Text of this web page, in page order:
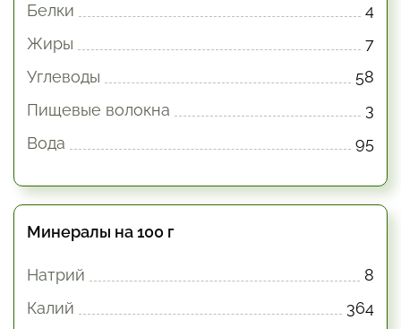
Белки
4
Жиры
7
Углеводы
58
Пищевые волокна
3
Вода
95
Минералы на 100 г
Натрий
8
Калий
364